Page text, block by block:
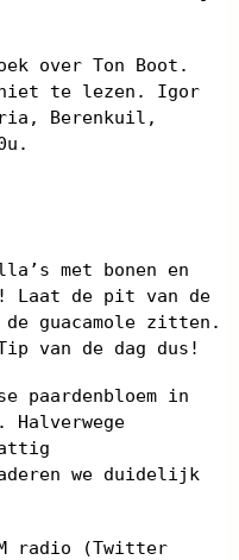
over Ton Boot.
niet te lezen. Igor
Berenkuil,
met bonen en
Laat de pit van de
guacamole zitten.
van de dag dus!
paardenbloem in
we duidelijk
radio (Twitter